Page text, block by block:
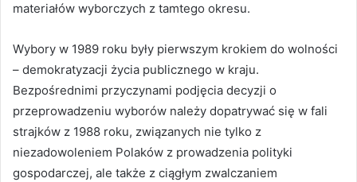
materiałów wyborczych z tamtego okresu.
Wybory w 1989 roku były pierwszym krokiem do wolności
– demokratyzacji życia publicznego w kraju.
Bezpośrednimi przyczynami podjęcia decyzji o
przeprowadzeniu wyborów należy dopatrywać się w fali
strajków z 1988 roku, związanych nie tylko z
niezadowoleniem Polaków z prowadzenia polityki
gospodarczej, ale także z ciągłym zwalczaniem